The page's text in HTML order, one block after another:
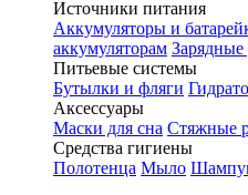
Источники питания
Аккумуляторы и
аккумуляторам Зарядные
Питьевые системы
Бутылки и фляги
Аксессуары
Маски для сна Стяжные
Средства гигиены
Полотенца Мыло